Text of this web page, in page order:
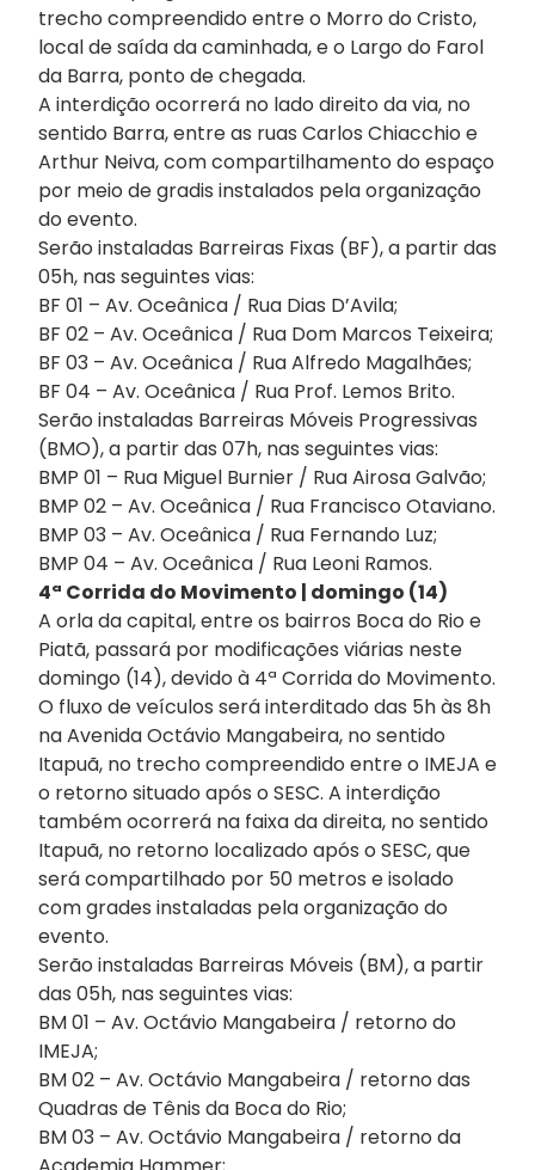
trecho compreendido entre o Morro do Cristo,
local de saída da caminhada, e o Largo do Farol
da Barra, ponto de chegada.
A interdição ocorrerá no lado direito da via, no
sentido Barra, entre as ruas Carlos Chiacchio e
Arthur Neiva, com compartilhamento do espaço
por meio de gradis instalados pela organização
do evento.
Serão instaladas Barreiras Fixas (BF), a partir das
05h, nas seguintes vias:
BF 01 – Av. Oceânica / Rua Dias D’Avila;
BF 02 – Av. Oceânica / Rua Dom Marcos Teixeira;
BF 03 – Av. Oceânica / Rua Alfredo Magalhães;
BF 04 – Av. Oceânica / Rua Prof. Lemos Brito.
Serão instaladas Barreiras Móveis Progressivas
(BMO), a partir das 07h, nas seguintes vias:
BMP 01 – Rua Miguel Burnier / Rua Airosa Galvão;
BMP 02 – Av. Oceânica / Rua Francisco Otaviano.
BMP 03 – Av. Oceânica / Rua Fernando Luz;
BMP 04 – Av. Oceânica / Rua Leoni Ramos.
4ª Corrida do Movimento | domingo (14)
A orla da capital, entre os bairros Boca do Rio e
Piatã, passará por modificações viárias neste
domingo (14), devido à 4ª Corrida do Movimento.
O fluxo de veículos será interditado das 5h às 8h
na Avenida Octávio Mangabeira, no sentido
Itapuã, no trecho compreendido entre o IMEJA e
o retorno situado após o SESC. A interdição
também ocorrerá na faixa da direita, no sentido
Itapuã, no retorno localizado após o SESC, que
será compartilhado por 50 metros e isolado
com grades instaladas pela organização do
evento.
Serão instaladas Barreiras Móveis (BM), a partir
das 05h, nas seguintes vias:
BM 01 – Av. Octávio Mangabeira / retorno do
IMEJA;
BM 02 – Av. Octávio Mangabeira / retorno das
Quadras de Tênis da Boca do Rio;
BM 03 – Av. Octávio Mangabeira / retorno da